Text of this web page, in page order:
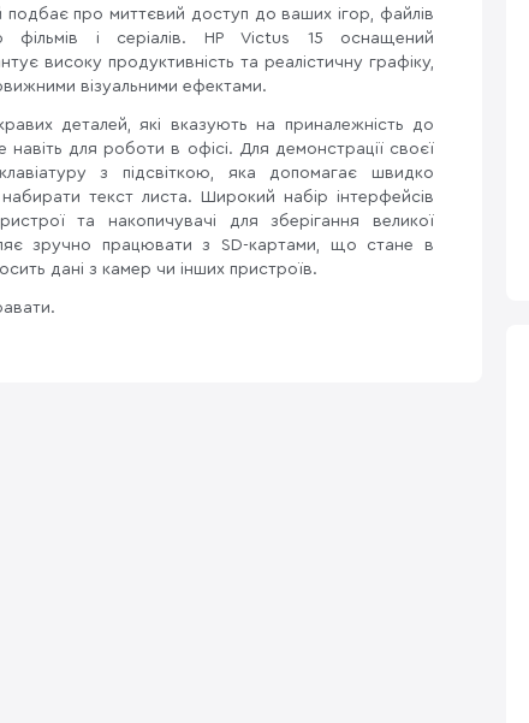
подбає про миттєвий доступ до ваших ігор, файлів
фільмів і серіалів. HP Victus 15 оснащений
високу продуктивність та реалістичну графіку,
візуальними ефектами.
деталей, які вказують на приналежність до
для роботи в офісі. Для демонстрації своєї
з підсвіткою, яка допомагає швидко
текст листа. Широкий набір інтерфейсів
та накопичувачі для зберігання великої
зручно працювати з SD-картами, що стане в
дані з камер чи інших пристроїв.